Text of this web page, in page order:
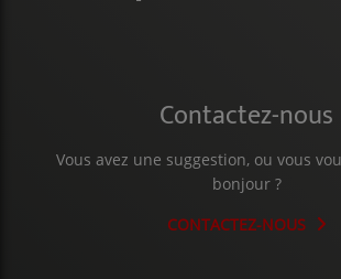
Contactez-nous
Vous avez une suggestion, ou vous
bonjour ?
CONTACTEZ-NOUS